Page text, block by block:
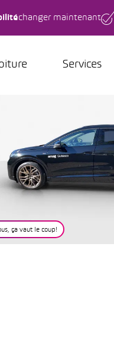
changer maintenant
Services
ça vaut le coup!